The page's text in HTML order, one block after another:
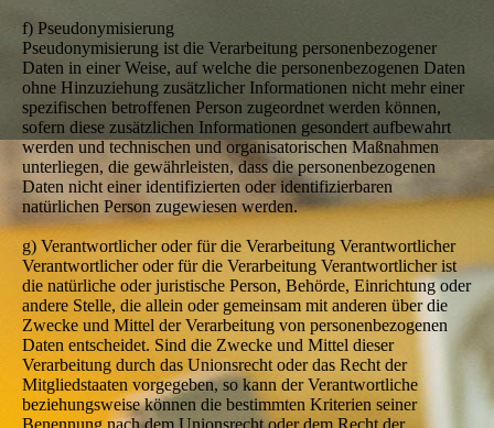
f) Pseudonymisierung
Pseudonymisierung ist die Verarbeitung personenbezogener
Daten in einer Weise, auf welche die personenbezogenen Daten
ohne Hinzuziehung zusätzlicher Informationen nicht mehr einer
spezifischen betroffenen Person zugeordnet werden können,
sofern diese zusätzlichen Informationen gesondert aufbewahrt
werden und technischen und organisatorischen Maßnahmen
unterliegen, die gewährleisten, dass die personenbezogenen
Daten nicht einer identifizierten oder identifizierbaren
natürlichen Person zugewiesen werden.
g) Verantwortlicher oder für die Verarbeitung Verantwortlicher
Verantwortlicher oder für die Verarbeitung Verantwortlicher ist
die natürliche oder juristische Person, Behörde, Einrichtung oder
andere Stelle, die allein oder gemeinsam mit anderen über die
Zwecke und Mittel der Verarbeitung von personenbezogenen
Daten entscheidet. Sind die Zwecke und Mittel dieser
Verarbeitung durch das Unionsrecht oder das Recht der
Mitgliedstaaten vorgegeben, so kann der Verantwortliche
beziehungsweise können die bestimmten Kriterien seiner